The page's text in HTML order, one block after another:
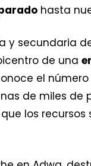
hasta
y secundaria
de una
el
de miles de
los